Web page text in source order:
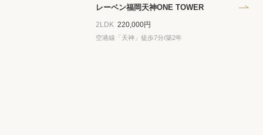
レーベン福岡天神ONE TOWER
2LDK 220,000円
空港線「天神」徒歩7分/築2年